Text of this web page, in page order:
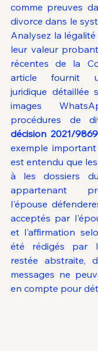
comme preuves
divorce dans le
Analysez la
leur valeur
récentes de la
article fournit
juridique détaillée
images
procédures de
décision 2021/
exemple
est entendu que
à les dossiers
appartenant
l'épouse
acceptés par
et l'affirmation
été rédigés par
restée abstraite,
messages ne
en compte pour